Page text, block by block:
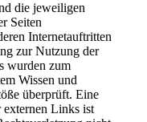
die jeweiligen
Seiten
Internetauftritten
zur Nutzung der
wurden zum
Wissen und
überprüft. Eine
Links ist